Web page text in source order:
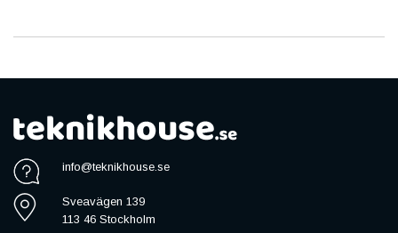
info@teknikhouse.se
Sveavägen 139
113 46 Stockholm